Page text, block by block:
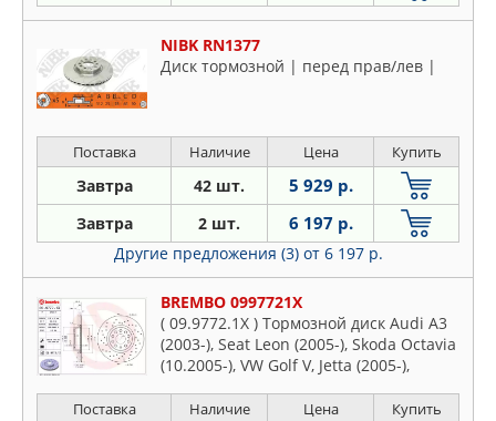
NIBK RN1377
Диск тормозной | перед прав/лев |
Поставка Наличие Цена Купить
Завтра 42 шт. 5 929 р.
Завтра 2 шт. 6 197 р.
Другие предложения (3) от 6 197 р.
BREMBO 0997721X
( 09.9772.1X ) Тормозной диск Audi A3
(2003-), Seat Leon (2005-), Skoda Octavia
(10.2005-), VW Golf V, Jetta (2005-),
Поставка Наличие Цена Купить